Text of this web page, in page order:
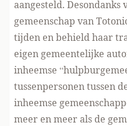
aangesteld. Desondanks
gemeenschap van
tijden en behield haar
eigen gemeentelijke
inheemse
tussenpersonen tussen
inheemse
meer en meer als de